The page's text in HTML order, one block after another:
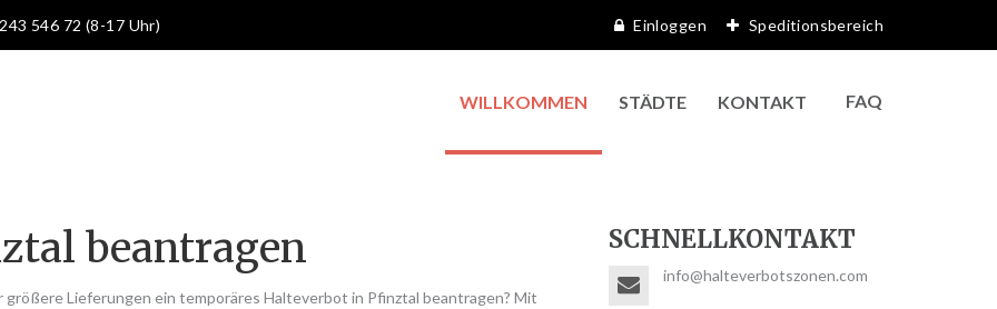
546 72 (8-17 Uhr) Einloggen Speditionsbereich
WILLKOMMEN STÄDTE KONTAKT FAQ
beantragen
größere Lieferungen ein temporäres Halteverbot in Pfinztal beantragen? Mit
SCHNELLKONTAKT
info@halteverbotszonen.com